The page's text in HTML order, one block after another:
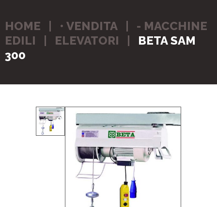
HOME • VENDITA
- MACCHINE
EDILI
ELEVATORI
BETA SAM
300